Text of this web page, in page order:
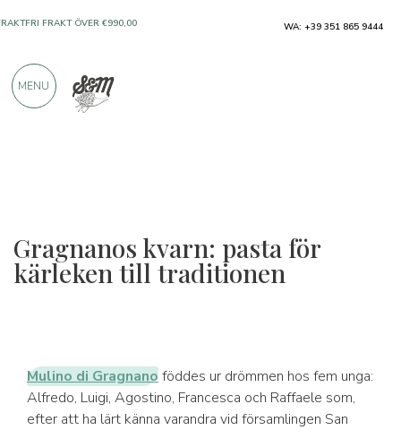
Gragnanos kvarn: pasta för
kärleken till traditionen
Mulino di Gragnanoföddes ur drömmen hos fem unga:
Alfredo, Luigi, Agostino, Francesca och Raffaele som,
efter att ha lärt känna varandra vid församlingen San
PRODUKTER FRÅN UTMÄRKTA
900 POSITIVA RECENSIONER
WA: +39 351 865 9444
MENU